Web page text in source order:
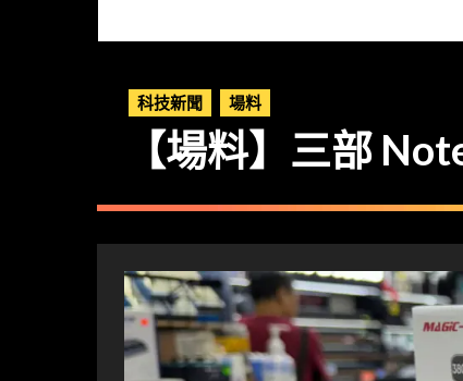
科技新聞 場料
【場料】三部